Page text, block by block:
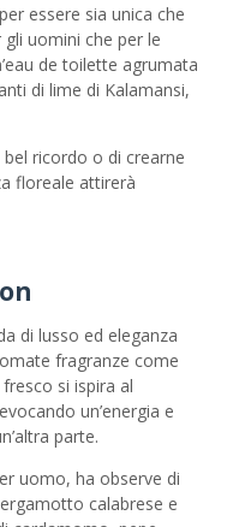
essere sia unica che
uomini che per le
de toilette agrumata
di lime di Kalamansi,
ricordo o di crearne
floreale attirerà
di lusso ed eleganza
fragranze come
si ispira al
un’energia e
parte.
uomo, ha observe di
calabrese e